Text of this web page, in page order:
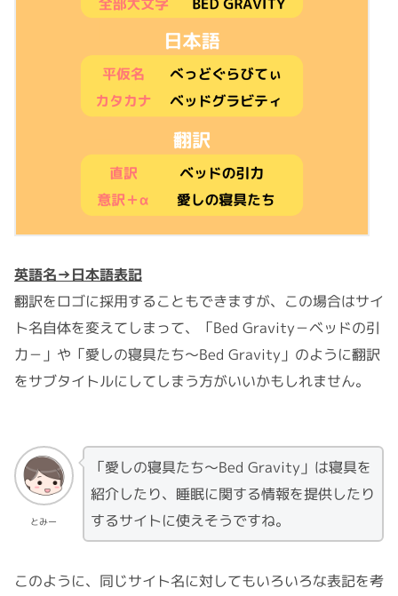
英語名→日本語表記
翻訳をロゴに採用することもできますが、この場合はサイ
ト名自体を変えてしまって、「Bed Gravity－ベッドの引
力－」や「愛しの寝具たち〜Bed Gravity」のように翻訳
をサブタイトルにしてしまう方がいいかもしれません。
とみー
「愛しの寝具たち〜Bed Gravity」は寝具を
紹介したり、睡眠に関する情報を提供したり
するサイトに使えそうですね。
このように、同じサイト名に対してもいろいろな表記を考